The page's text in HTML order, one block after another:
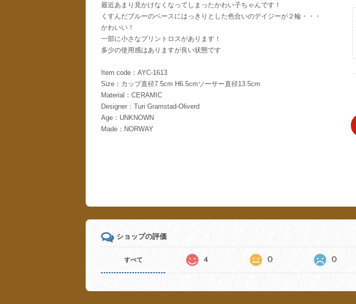
最近あまり見かけなくなってしまったかわい子ちゃんです！
くすんだブルーのベースにはっきりとした色合いのデイジーが２輪・・・
かわいい！
一部に小さなプリントロスがあります！
多少の使用感はありますが良い状態です
Item code：AYC-1613
Size：カップ直径7.5cm H6.5cmソーサー直径13.5cm
Material：CERAMIC
Designer：Turi Gramstad-Oliverd
Age：UNKNOWN
Made：NORWAY
ショップの評価
すべて 4 0 0